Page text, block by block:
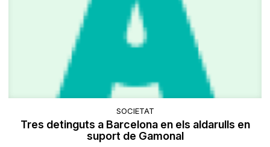
SOCIETAT
Tres detinguts a Barcelona en els aldarulls en
suport de Gamonal